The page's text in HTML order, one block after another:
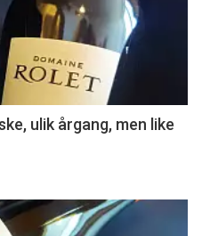
ulik årgang, men like